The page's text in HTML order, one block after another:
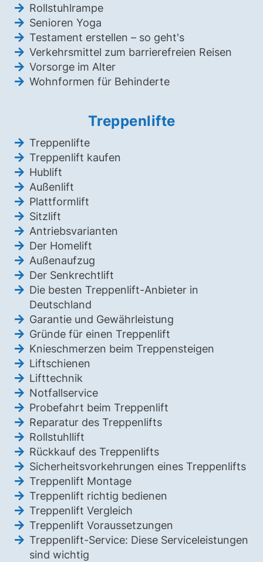
Rollstuhlrampe
Senioren Yoga
Testament erstellen – so geht's
Verkehrsmittel zum barrierefreien Reisen
Vorsorge im Alter
Wohnformen für Behinderte
Treppenlifte
Treppenlifte
Treppenlift kaufen
Hublift
Außenlift
Plattformlift
Sitzlift
Antriebsvarianten
Der Homelift
Außenaufzug
Der Senkrechtlift
Die besten Treppenlift-Anbieter in
Deutschland
Garantie und Gewährleistung
Gründe für einen Treppenlift
Knieschmerzen beim Treppensteigen
Liftschienen
Lifttechnik
Notfallservice
Probefahrt beim Treppenlift
Reparatur des Treppenlifts
Rollstuhllift
Rückkauf des Treppenlifts
Sicherheitsvorkehrungen eines Treppenlifts
Treppenlift Montage
Treppenlift richtig bedienen
Treppenlift Vergleich
Treppenlift Voraussetzungen
Treppenlift-Service: Diese Serviceleistungen
sind wichtig